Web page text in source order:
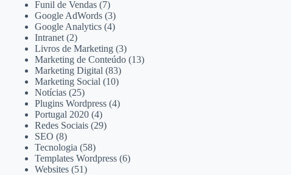
Funil de Vendas (7)
Google AdWords (3)
Google Analytics (4)
Intranet (2)
Livros de Marketing (3)
Marketing de Conteúdo (13)
Marketing Digital (83)
Marketing Social (10)
Notícias (25)
Plugins Wordpress (4)
Portugal 2020 (4)
Redes Sociais (29)
SEO (8)
Tecnologia (58)
Templates Wordpress (6)
Websites (51)